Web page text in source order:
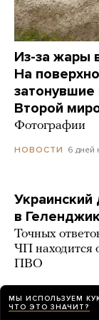
Из-за жары
На
Второй
Фотографии
НОВОСТИ 6 дней
в
Точных
ЧП находится
ПВО
РАЗБОР 3
МЫ ИСПОЛЬЗУЕМ
ЧТО ЭТО ЗНАЧИТ?